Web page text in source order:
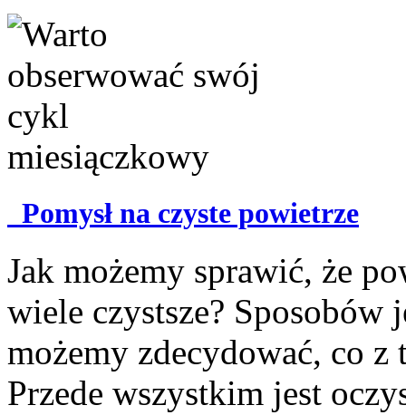
Pomysł na czyste powietrze
Jak możemy sprawić, że
wiele czystsze? Sposobów
możemy zdecydować, co
Przede wszystkim jest